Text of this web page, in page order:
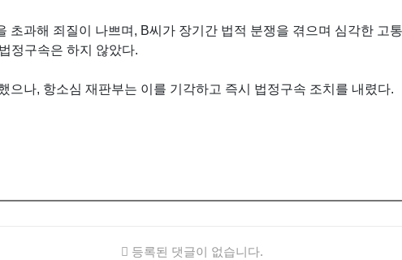
초과해 죄질이 나쁘며, B씨가 장기간 법적 분쟁을 겪으며 심각한 고
정구속은 하지 않았다.
으나, 항소심 재판부는 이를 기각하고 즉시 법정구속 조치를 내렸다.
등록된 댓글이 없습니다.